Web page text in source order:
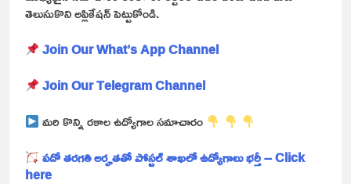
తెలుసుకొని అప్లికేషన్ పెట్టుకోండి.
Join Our What’s App Channel
Join Our Telegram Channel
మరి కొన్ని రకాల ఉద్యోగాల సమాచారం
పదో తరగతి అర్హతతో పోస్టల్ శాఖలో ఉద్యోగాలు భర్తీ – Click
here